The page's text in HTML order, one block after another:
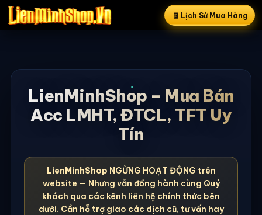
🧾 Lịch Sử Mua Hàng
LienMinhShop – Mua Bán
Acc LMHT, ĐTCL, TFT Uy
Tín
LienMinhShop NGỪNG HOẠT ĐỘNG trên
website — Nhưng vẫn đồng hành cùng Quý
khách qua các kênh liên hệ chính thức bên
dưới. Cần hỗ trợ giao các dịch cũ, tư vấn hay